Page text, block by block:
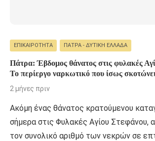
ΕΠΙΚΑΙΡΌΤΗΤΑ ΠΆΤΡΑ - ΔΥΤΙΚΉ ΕΛΛΆΔΑ
Πάτρα: Έβδομος θάνατος στις φυλακές
Το περίεργο ναρκωτικό που ίσως σκοτώνει
2 μήνες πριν
Ακόμη ένας θάνατος κρατούμενου
σήμερα στις Φυλακές Αγίου Στεφάνου,
τον συνολικό αριθμό των νεκρών σε